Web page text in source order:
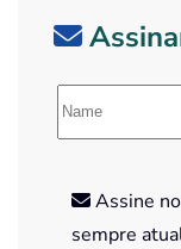
Assine
sempre